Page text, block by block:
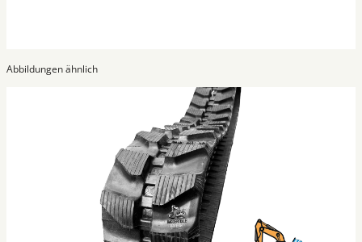
Abbildungen ähnlich